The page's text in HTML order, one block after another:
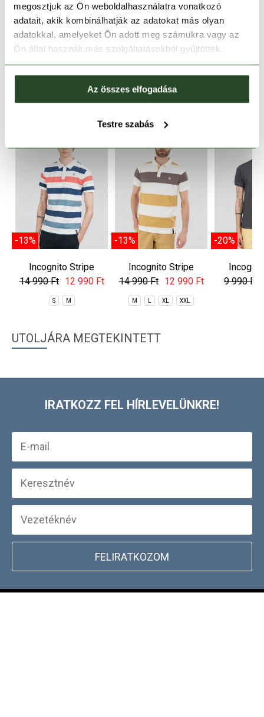
megosztjuk az Ön weboldalhasználatra vonatkozó
adatait, akik kombinálhatják az adatokat más olyan
adatokkal, amelyeket Ön adott meg számukra vagy az
Ön által használt más szolgáltatásokból gyűjtöttek.
Az összes elfogadása
Testre szabás
TERMÉKLEÍRÁS
TERMÉK RÉSZLETEK
HASONLÓ TERMÉKEK
-13%
Incognito Stripe
Poloshirt
14 990 Ft 12 990 Ft
S M
-13%
Incognito Stripe
Poloshirt
14 990 Ft 12 990 Ft
M XL XXL
-20%
9 990 Ft
UTOLJÁRA MEGTEKINTETT
IRATKOZZ FEL HÍRLEVELÜNKRE!
FELIRATKOZOM